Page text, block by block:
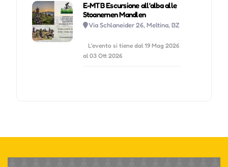
E-MTB Escursione all'alba alle
Stoanernen Mandlen
Via Schlaneider 26, Meltina, BZ
L'evento si tiene dal 19 Mag 2026
al 03 Ott 2026